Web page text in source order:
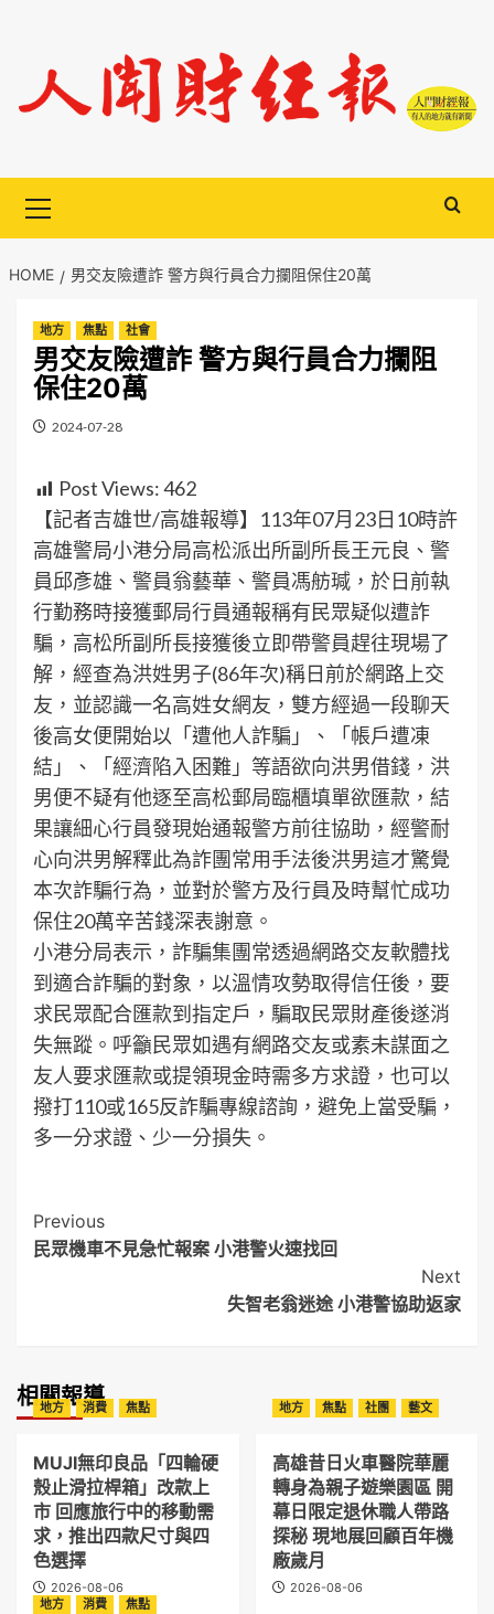
content
Menu
HOME 男交友險遭詐 警方與行員合力攔阻保住20萬
地方 焦點 社會
男交友險遭詐 警方與行員合力攔阻
保住20萬
2024-07-28
Post Views:462
【記者吉雄世/高雄報導】113年07月23日10時許
高雄警局小港分局高松派出所副所長王元良、警
員邱彥雄、警員翁藝華、警員馮舫瑊，於日前執
行勤務時接獲郵局行員通報稱有民眾疑似遭詐
騙，高松所副所長接獲後立即帶警員趕往現場了
解，經查為洪姓男子(86年次)稱日前於網路上交
友，並認識一名高姓女網友，雙方經過一段聊天
後高女便開始以「遭他人詐騙」、「帳戶遭凍
結」、「經濟陷入困難」等語欲向洪男借錢，洪
男便不疑有他逐至高松郵局臨櫃填單欲匯款，結
果讓細心行員發現始通報警方前往協助，經警耐
心向洪男解釋此為詐團常用手法後洪男這才驚覺
本次詐騙行為，並對於警方及行員及時幫忙成功
保住20萬辛苦錢深表謝意。
小港分局表示，詐騙集團常透過網路交友軟體找
到適合詐騙的對象，以溫情攻勢取得信任後，要
求民眾配合匯款到指定戶，騙取民眾財產後遂消
失無蹤。呼籲民眾如遇有網路交友或素未謀面之
友人要求匯款或提領現金時需多方求證，也可以
撥打110或165反詐騙專線諮詢，避免上當受騙，
多一分求證、少一分損失。
Post
Navigation
Previous
民眾機車不見急忙報案 小港警火速找回
Next
失智老翁迷途 小港警協助返家
相關報導
地方 消費 焦點
MUJI無印良品「四輪硬
殼止滑拉桿箱」改款上
市 回應旅行中的移動需
求，推出四款尺寸與四
色選擇
2026-08-06
地方 焦點 社團 藝文
高雄昔日火車醫院華麗
轉身為親子遊樂園區 開
幕日限定退休職人帶路
探秘 現地展回顧百年機
廠歲月
2026-08-06
地方
消費 焦點